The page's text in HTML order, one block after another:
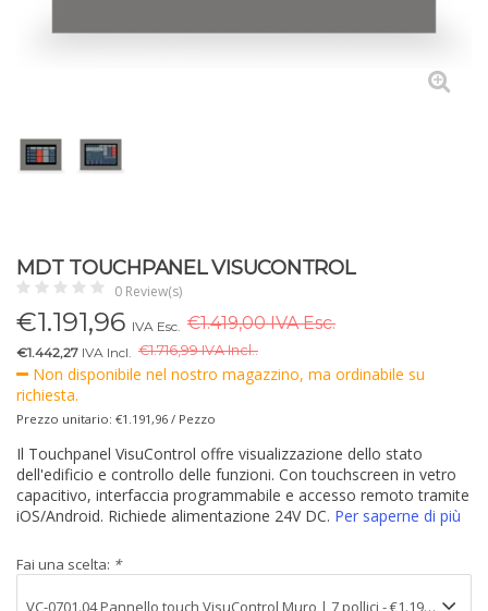
MDT TOUCHPANEL VISUCONTROL
0 Review(s)
€1.191,96 IVA Esc. €1.419,00 IVA Esc.
€1.442,27 IVA Incl. €1.716,99 IVA Incl..
Non disponibile nel nostro magazzino, ma ordinabile su
richiesta.
Prezzo unitario: €1.191,96 / Pezzo
Il Touchpanel VisuControl offre visualizzazione dello stato
dell'edificio e controllo delle funzioni. Con touchscreen in vetro
capacitivo, interfaccia programmabile e accesso remoto tramite
iOS/Android. Richiede alimentazione 24V DC. Per saperne di più
Fai una scelta: *